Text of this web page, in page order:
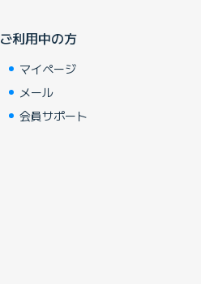
ご利用中の方
マイページ
メール
会員サポート